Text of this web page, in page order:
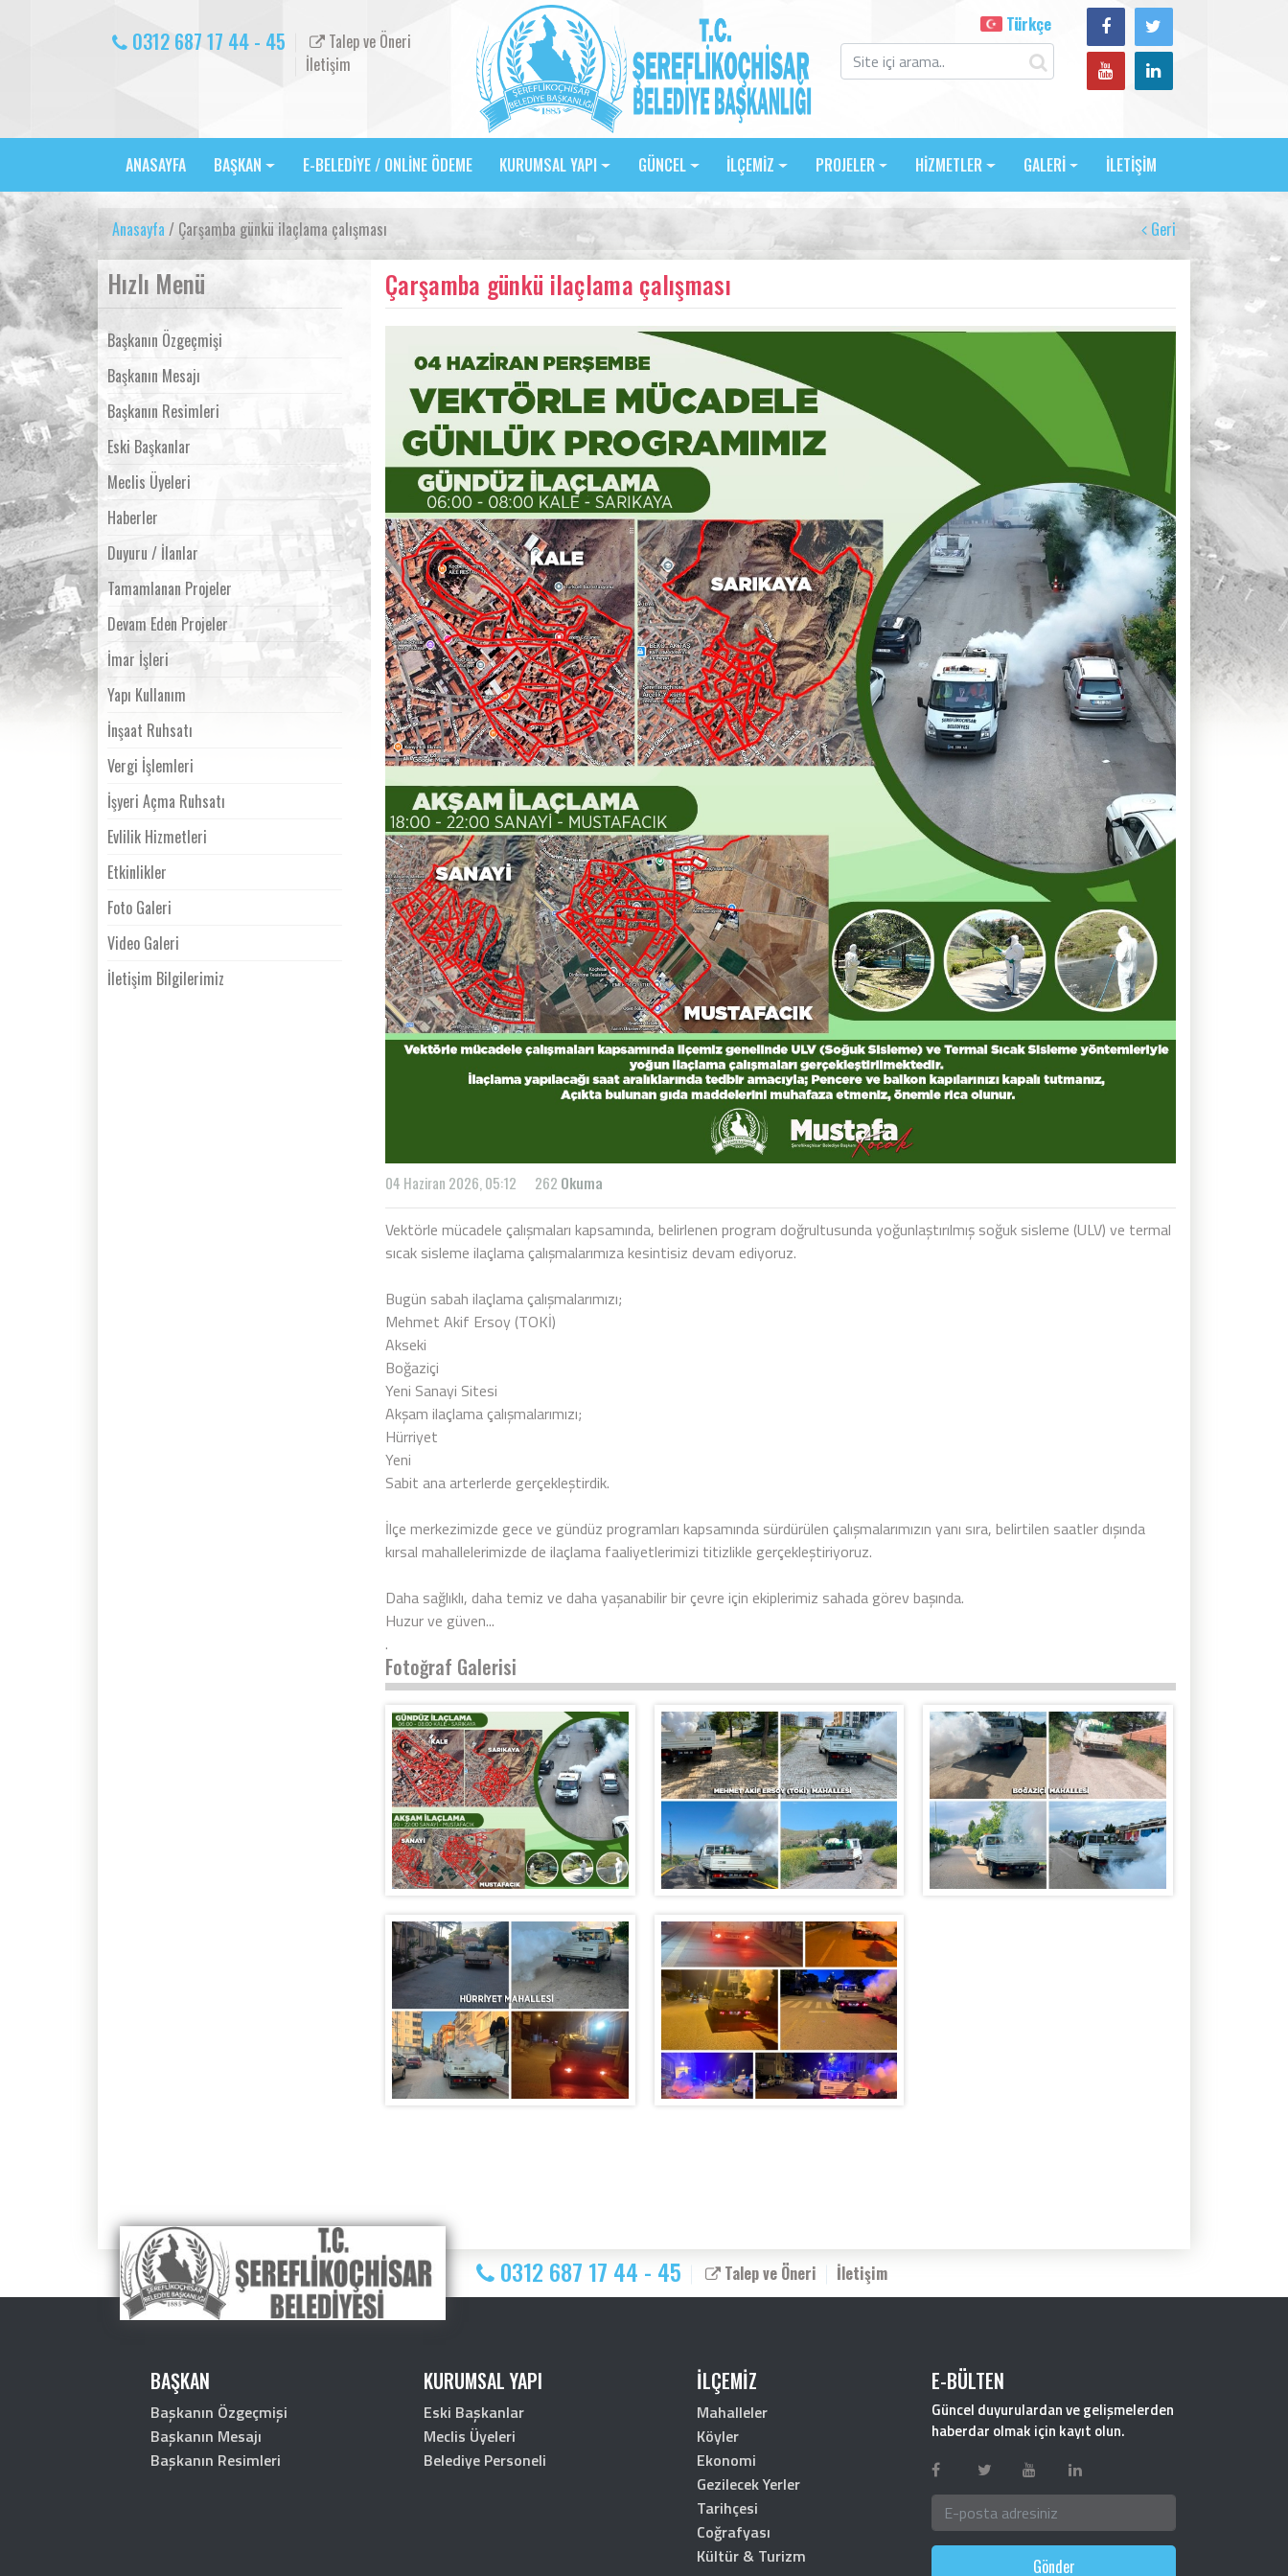
0312 687 17 44 - 45
Talep ve Öneri
İletişim
Türkçe
ANASAYFA BAŞKAN E-BELEDİYE / ONLİNE ÖDEME KURUMSAL YAPI GÜNCEL İLÇEMİZ PROJELER HİZMETLER GALERİ İLETİŞİM
Anasayfa / Çarşamba günkü ilaçlama çalışması Geri
Hızlı Menü
Başkanın Özgeçmişi
Başkanın Mesajı
Başkanın Resimleri
Eski Başkanlar
Meclis Üyeleri
Haberler
Duyuru / İlanlar
Tamamlanan Projeler
Devam Eden Projeler
İmar İşleri
Yapı Kullanım
İnşaat Ruhsatı
Vergi İşlemleri
İşyeri Açma Ruhsatı
Evlilik Hizmetleri
Etkinlikler
Foto Galeri
Video Galeri
İletişim Bilgilerimiz
Çarşamba günkü ilaçlama çalışması
04 Haziran 2026, 05:12 262 Okuma
Vektörle mücadele çalışmaları kapsamında, belirlenen program doğrultusunda yoğunlaştırılmış soğuk sisleme (ULV) ve termal
sıcak sisleme ilaçlama çalışmalarımıza kesintisiz devam ediyoruz.
Bugün sabah ilaçlama çalışmalarımızı;
Mehmet Akif Ersoy (TOKİ)
Akseki
Boğaziçi
Yeni Sanayi Sitesi
Akşam ilaçlama çalışmalarımızı;
Hürriyet
Yeni
Sabit ana arterlerde gerçekleştirdik.
İlçe merkezimizde gece ve gündüz programları kapsamında sürdürülen çalışmalarımızın yanı sıra, belirtilen saatler dışında
kırsal mahallelerimizde de ilaçlama faaliyetlerimizi titizlikle gerçekleştiriyoruz.
Daha sağlıklı, daha temiz ve daha yaşanabilir bir çevre için ekiplerimiz sahada görev başında.
Huzur ve güven...
.
Fotoğraf Galerisi
0312 687 17 44 - 45 Talep ve Öneri İletişim
BAŞKAN
Başkanın Özgeçmişi
Başkanın Mesajı
Başkanın Resimleri
KURUMSAL YAPI
Eski Başkanlar
Meclis Üyeleri
Belediye Personeli
İLÇEMİZ
Mahalleler
Köyler
Ekonomi
Gezilecek Yerler
Tarihçesi
Coğrafyası
Kültür & Turizm
E-BÜLTEN
Güncel duyurulardan ve gelişmelerden
haberdar olmak için kayıt olun.
Gönder